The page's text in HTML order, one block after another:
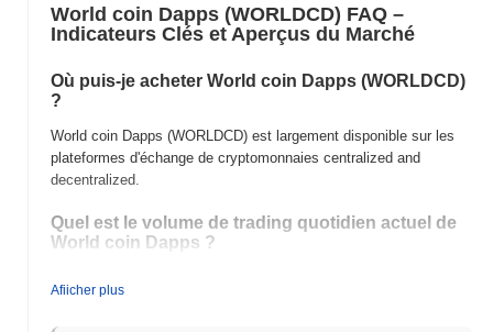
World coin Dapps (WORLDCD) FAQ –
Indicateurs Clés et Aperçus du Marché
Où puis-je acheter World coin Dapps (WORLDCD)
?
World coin Dapps (WORLDCD) est largement disponible sur les
plateformes d'échange de cryptomonnaies centralized and
decentralized.
Quel est le volume de trading quotidien actuel de
World coin Dapps ?
coin Dapps s'élève à
Afiicher plus